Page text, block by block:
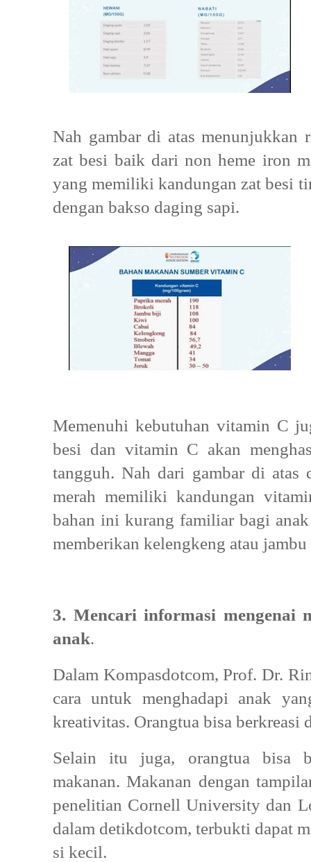
Nah gambar di atas menunjukkan
zat besi baik dari non heme iron
yang memiliki kandungan zat besi
dengan bakso daging sapi.
Memenuhi kebutuhan vitamin C
besi dan vitamin C akan
tangguh. Nah dari gambar di atas
merah memiliki kandungan
bahan ini kurang familiar bagi
memberikan kelengkeng atau
3. Mencari informasi mengenai
anak.
Dalam Kompasdotcom, Prof. Dr.
cara untuk menghadapi anak
kreativitas. Orangtua bisa berkreasi
Selain itu juga, orangtua bisa
makanan. Makanan dengan
penelitian Cornell University dan
dalam detikdotcom, terbukti dapat
si kecil.